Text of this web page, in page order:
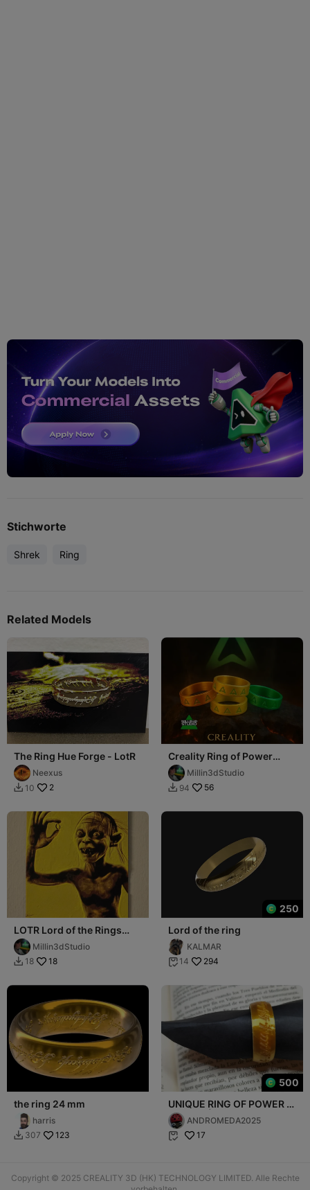
Stichworte
Shrek Ring
Related Models
The Ring Hue Forge - LotR
Neexus
 10 2
Creality Ring of Power
Lord of Rings Lotr 1 Ring to
Rule AllMillin3dStudio
 94 56
LOTR Lord of the Rings
Gollum and Ring of Power
HueForge Pic
Millin3dStudio
 18 18
250
Lord of the ring
KALMAR
 14 294
the ring 24 mm
harris
 307 123
500
UNIQUE RING OF POWER -
ANILLO ÚNICO DE PODER.
ANDROMEDA2025
 17
Copyright © 2025 CREALITY 3D (HK) TECHNOLOGY LIMITED. Alle Rechte